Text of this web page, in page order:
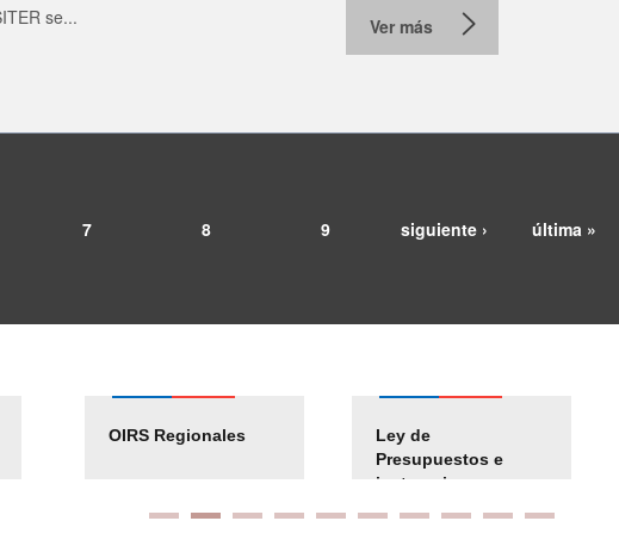
se... Ver más
7 8 9 siguiente › última »
OIRS Regionales
Ley de
Presupuestos e
instrucciones